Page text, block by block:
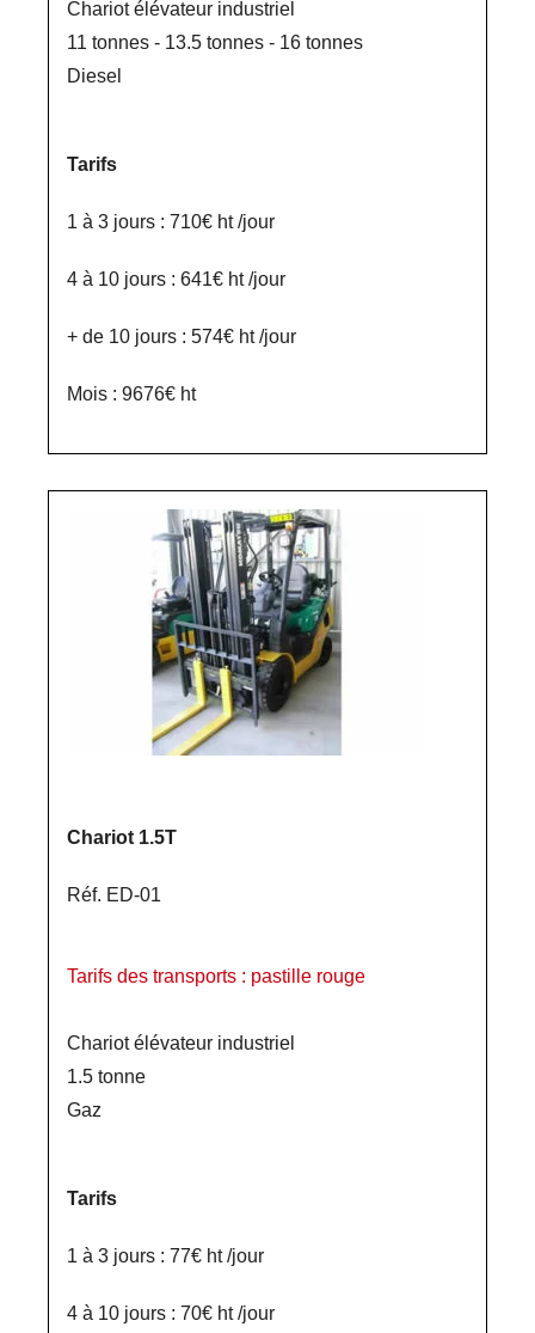
Chariot élévateur industriel
11 tonnes - 13.5 tonnes - 16 tonnes
Diesel
Tarifs
1 à 3 jours : 710€ ht /jour
4 à 10 jours : 641€ ht /jour
+ de 10 jours : 574€ ht /jour
Mois : 9676€ ht
Chariot 1.5T
Réf. ED-01
Tarifs des transports : pastille rouge
Chariot élévateur industriel
1.5 tonne
Gaz
Tarifs
1 à 3 jours : 77€ ht /jour
4 à 10 jours : 70€ ht /jour